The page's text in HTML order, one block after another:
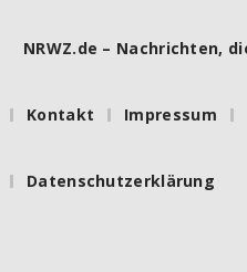
NRWZ.de – Nachrichten,
Kontakt Impressum
Datenschutzerklärung